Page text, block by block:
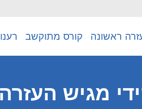
ראשונה קורס מתוקשב
מגיש